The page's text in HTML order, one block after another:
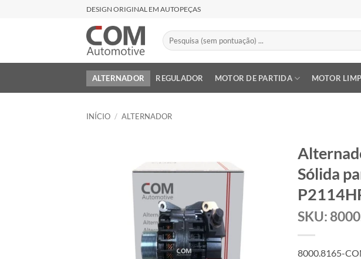
DESIGN ORIGINAL EM AUTOPEÇAS
Pesquisar
por:
ALTERNADOR REGULADOR MOTOR DE PARTIDA MOTOR
INÍCIO / ALTERNADOR
Sólida
SKU:
8000.8165-